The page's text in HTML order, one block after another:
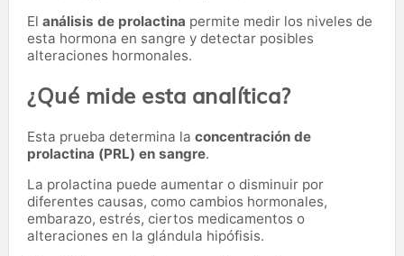
El análisis de prolactina permite medir los niveles de
esta hormona en sangre y detectar posibles
alteraciones hormonales.
¿Qué mide esta analítica?
Esta prueba determina la concentración de
prolactina (PRL) en sangre.
La prolactina puede aumentar o disminuir por
diferentes causas, como cambios hormonales,
embarazo, estrés, ciertos medicamentos o
alteraciones en la glándula hipófisis.